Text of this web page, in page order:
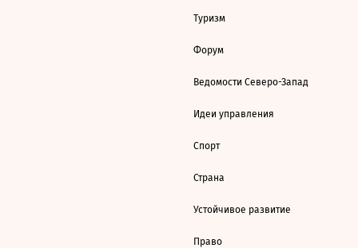
Туризм
Форум
Ведомости Северо-Запад
Идеи управления
Спорт
Страна
Устойчивое развитие
Право